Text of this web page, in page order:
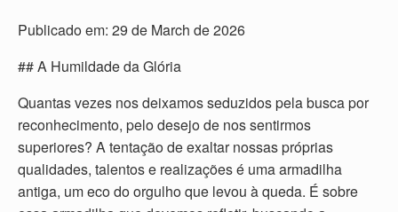
Publicado em: 29 de March de 2026
## A Humildade da Glória
Quantas vezes nos deixamos seduzidos pela busca por
reconhecimento, pelo desejo de nos sentirmos
superiores? A tentação de exaltar nossas próprias
qualidades, talentos e realizações é uma armadilha
antiga, um eco do orgulho que levou à queda. É sobre